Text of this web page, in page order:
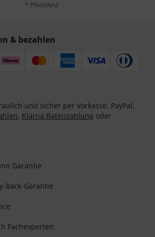
* Pflichtfeld
& bezahlen
und sicher per Vorkasse, PayPal,
, Klarna Ratenzahlung oder
Garantie
Back-Garantie
Fachexperten